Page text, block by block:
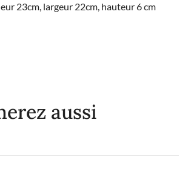
23cm, largeur 22cm, hauteur 6 cm
aussi